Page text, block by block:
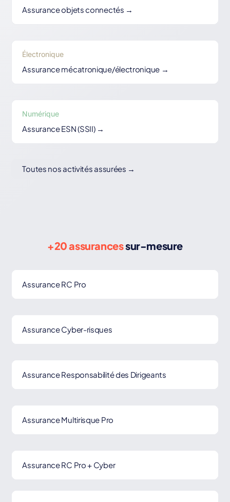
Assurance objets connectés →
Électronique
Assurance mécatronique/électronique →
Numérique
Assurance ESN (SSII) →
Toutes nos activités assurées →
+20 assurancessur-mesure
Assurance RC Pro
Assurance Cyber-risques
Assurance Responsabilité des Dirigeants
Assurance Multirisque Pro
Assurance RC Pro + Cyber